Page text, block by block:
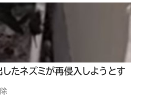
したネズミが再侵入しようとす